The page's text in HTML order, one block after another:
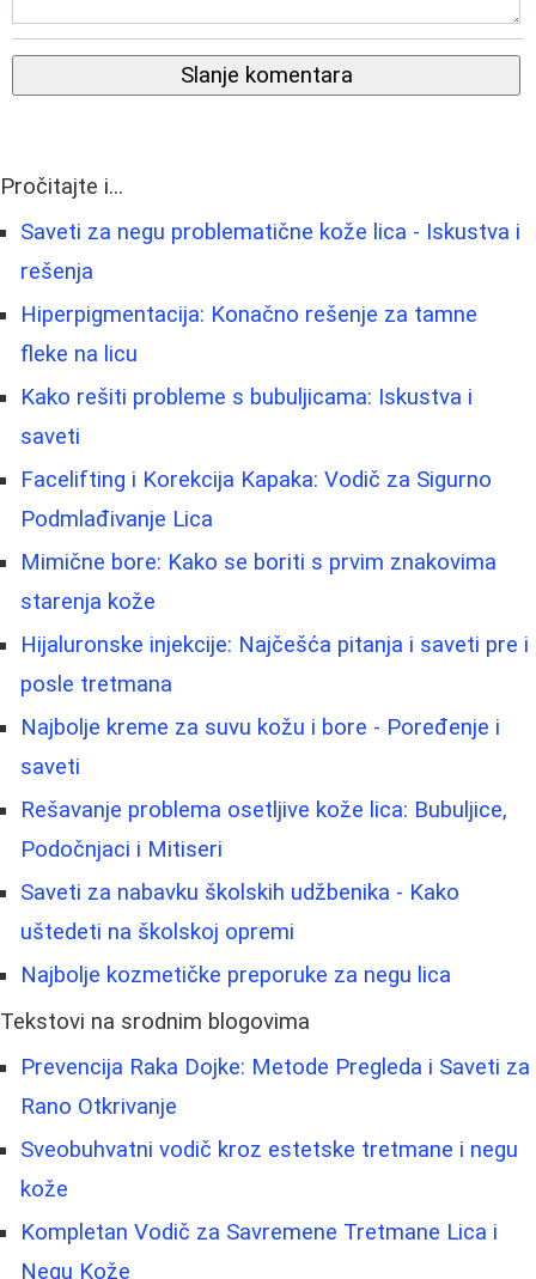
Slanje komentara
Pročitajte i...
Saveti za negu problematične kože lica - Iskustva i
rešenja
Hiperpigmentacija: Konačno rešenje za tamne
fleke na licu
Kako rešiti probleme s bubuljicama: Iskustva i
saveti
Facelifting i Korekcija Kapaka: Vodič za Sigurno
Podmlađivanje Lica
Mimične bore: Kako se boriti s prvim znakovima
starenja kože
Hijaluronske injekcije: Najčešća pitanja i saveti pre i
posle tretmana
Najbolje kreme za suvu kožu i bore - Poređenje i
saveti
Rešavanje problema osetljive kože lica: Bubuljice,
Podočnjaci i Mitiseri
Saveti za nabavku školskih udžbenika - Kako
uštedeti na školskoj opremi
Najbolje kozmetičke preporuke za negu lica
Tekstovi na srodnim blogovima
Prevencija Raka Dojke: Metode Pregleda i Saveti za
Rano Otkrivanje
Sveobuhvatni vodič kroz estetske tretmane i negu
kože
Kompletan Vodič za Savremene Tretmane Lica i
Negu Kože